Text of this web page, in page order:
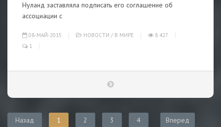
Нуланд заставляла подписать его соглашение об
ассоциации с
08-МАЙ-2015 НОВОСТИ / В МИРЕ
8 427
1
Назад 1 2 3 4 Вперед